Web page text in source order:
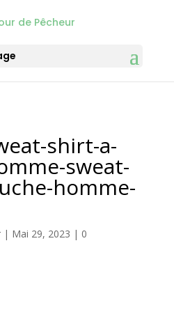
shirt-a-
sweat-
homme-
| Mai 29, 2023 | 0